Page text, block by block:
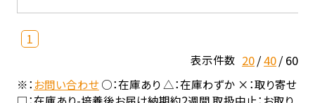
1
表示件数 20 40 60
※：お問い合わせ○：在庫あり △：在庫わずか ×：取り寄せ